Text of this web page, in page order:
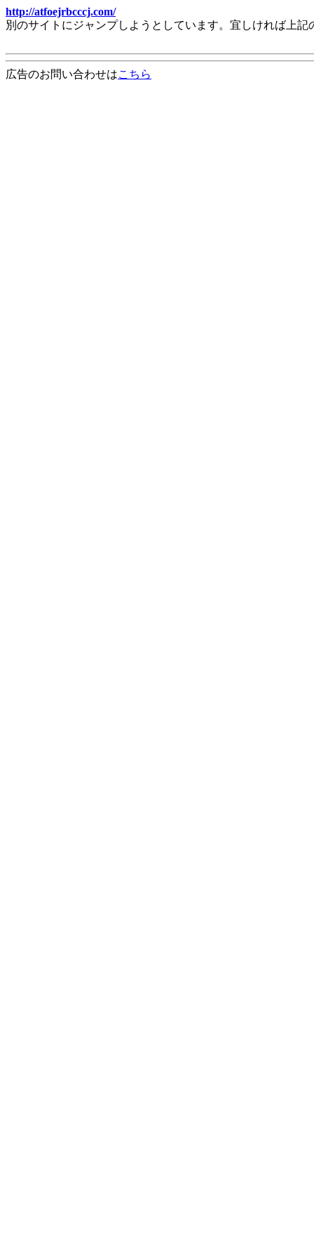
http://atfoejrbcccj.com/
別のサイトにジャンプしようとしています。宜しければ上
広告のお問い合わせはこちら